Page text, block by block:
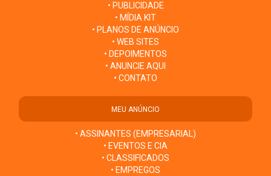
• PUBLICIDADE
• MÍDIA KIT
• PLANOS DE ANÚNCIO
• WEB SITES
• DEPOIMENTOS
• ANUNCIE AQUI
• CONTATO
MEU ANÚNCIO
• ASSINANTES (EMPRESARIAL)
• EVENTOS E CIA
• CLASSIFICADOS
• EMPREGOS